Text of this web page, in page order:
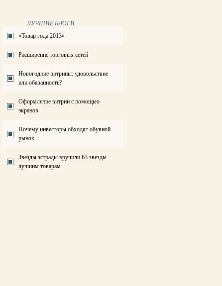
ЛУЧШИЕ БЛОГИ
«Товар года 2013»
Расширение торговых сетей
Новогодние витрины: удовольствие
или обязанность?
Оформление витрин с помощью
экранов
Почему инвесторы обходят обувной
рынок
Звезды эстрады вручили 63 звезды
лучшим товарам